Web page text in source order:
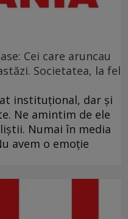
Cei care aruncau
Societatea, la fel
instituțional, dar și
Ne amintim de ele
Numai în media
avem o emoție